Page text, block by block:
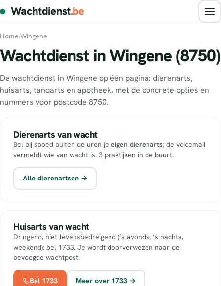
Wachtdienst.be
Home›Wingene
Wachtdienst in Wingene (8750)
De wachtdienst in Wingene op één pagina: dierenarts,
huisarts, tandarts en apotheek, met de concrete opties en
nummers voor postcode 8750.
Dierenarts van wacht
Bel bij spoed buiten de uren je eigen dierenarts; de voicemail
vermeldt wie van wacht is. 3 praktijken in de buurt.
Alle dierenartsen →
Huisarts van wacht
Dringend, niet-levensbedreigend (’s avonds, ’s nachts,
weekend): bel 1733. Je wordt doorverwezen naar de
bevoegde wachtpost.
Bel 1733 Meer over 1733 →